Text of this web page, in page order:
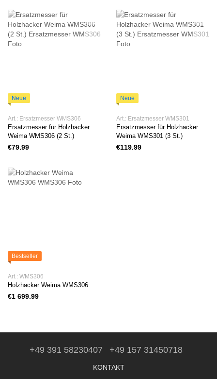
Neue
Art.: Ersatzmesser WMS306
Ersatzmesser für Holzhacker
Weima WMS306 (2 St.)
€79.99
Neue
Art.: Ersatzmesser WMS301
Ersatzmesser für Holzhacker
Weima WMS301 (3 St.)
€119.99
Bestseller
Art.: WMS306
Holzhacker Weima WMS306
€1 699.99
+49 391 58230407 +49 157 31450718
KONTAKT